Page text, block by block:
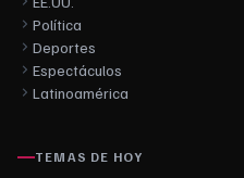
Política
Deportes
Espectáculos
Latinoamérica
TEMAS DE HOY